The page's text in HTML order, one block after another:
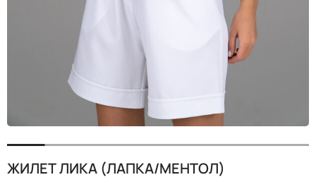
ЖИЛЕТ ЛИКА (ЛАПКА/МЕНТОЛ)